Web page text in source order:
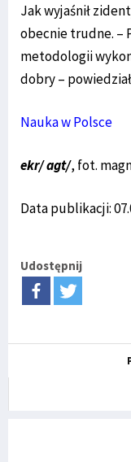
Jak wyjaśnił
obecnie trudne. –
metodologii
dobry –
Nauka w Polsce
ekr/ agt/, fot.
Data publikacji:
Udostępnij